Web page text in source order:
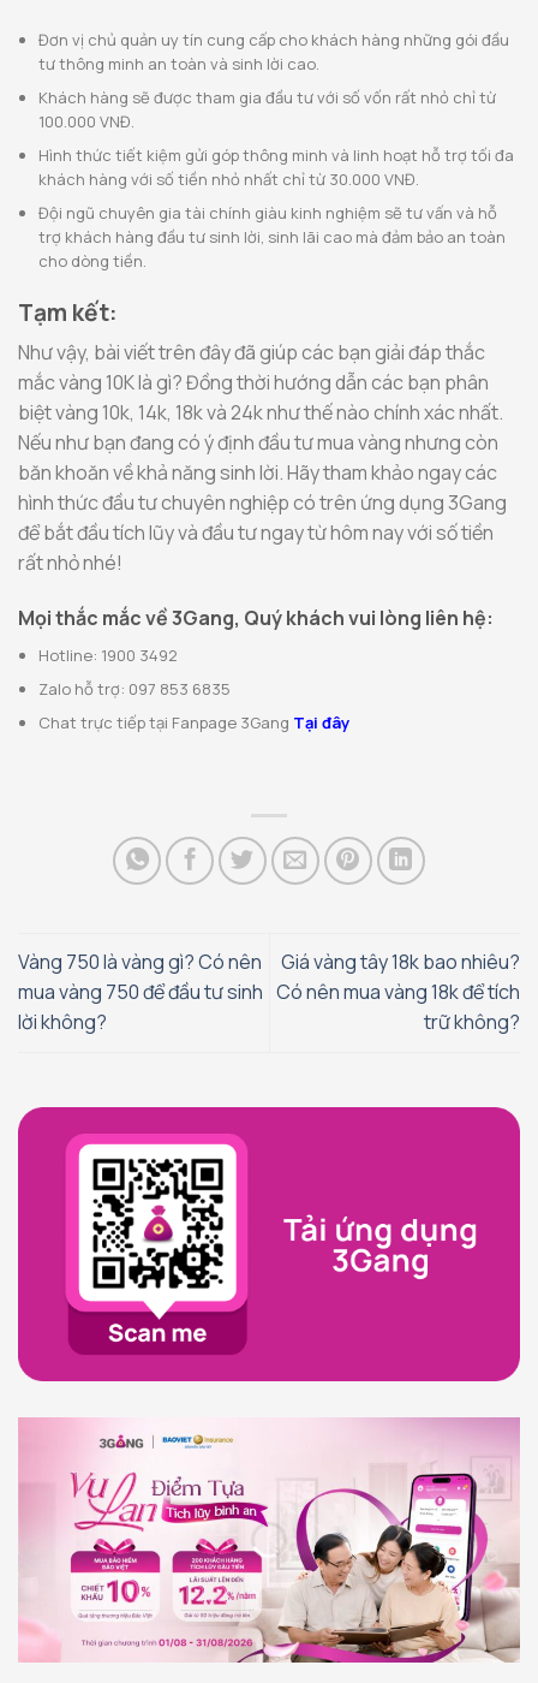
Đơn vị chủ quản uy tín cung cấp cho khách hàng những gói đầu
tư thông minh an toàn và sinh lời cao.
Khách hàng sẽ được tham gia đầu tư với số vốn rất nhỏ chỉ từ
100.000 VNĐ.
Hình thức tiết kiệm gửi góp thông minh và linh hoạt hỗ trợ tối đa
khách hàng với số tiền nhỏ nhất chỉ từ 30.000 VNĐ.
Đội ngũ chuyên gia tài chính giàu kinh nghiệm sẽ tư vấn và hỗ
trợ khách hàng đầu tư sinh lời, sinh lãi cao mà đảm bảo an toàn
cho dòng tiền.
Tạm kết:
Như vậy, bài viết trên đây đã giúp các bạn giải đáp thắc
mắc vàng 10K là gì? Đồng thời hướng dẫn các bạn phân
biệt vàng 10k, 14k, 18k và 24k như thế nào chính xác nhất.
Nếu như bạn đang có ý định đầu tư mua vàng nhưng còn
băn khoăn về khả năng sinh lời. Hãy tham khảo ngay các
hình thức đầu tư chuyên nghiệp có trên ứng dụng 3Gang
để bắt đầu tích lũy và đầu tư ngay từ hôm nay với số tiền
rất nhỏ nhé!
Mọi thắc mắc về 3Gang, Quý khách vui lòng liên hệ:
Hotline: 1900 3492
Zalo hỗ trợ: 097 853 6835
Chat trực tiếp tại Fanpage 3Gang Tại đây
Vàng 750 là vàng gì? Có nên
mua vàng 750 để đầu tư sinh
lời không?
Giá vàng tây 18k bao nhiêu?
Có nên mua vàng 18k để tích
trữ không?